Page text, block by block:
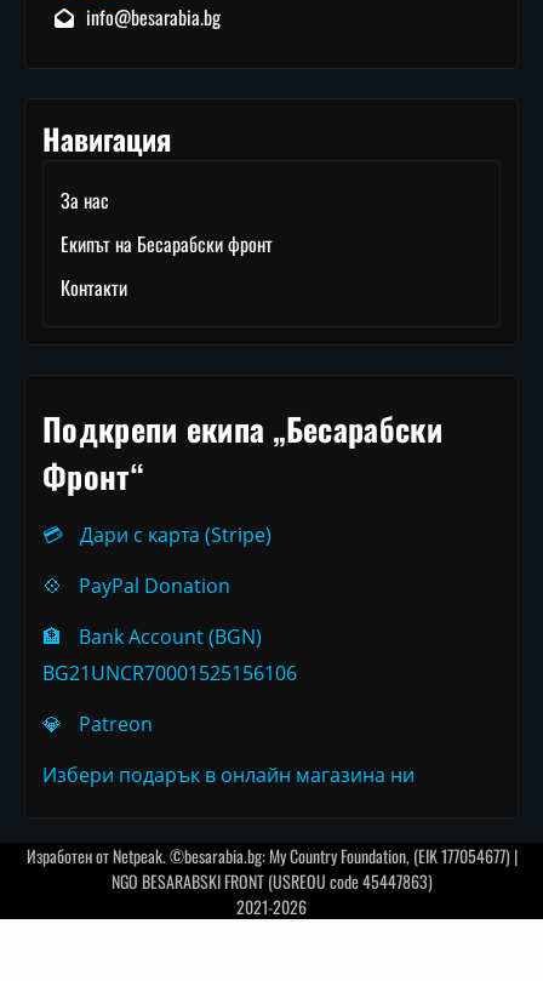
info@besarabia.bg
Навигация
За нас
Екипът на Бесарабски фронт
Контакти
Подкрепи екипа „Бесарабски
Фронт“
💳
Дари с карта (Stripe)
💠
PayPal Donation
🏦
Bank Account (BGN)
BG21UNCR70001525156106
💎
Patreon
Избери подарък в онлайн магазина ни
Изработен отNetpeak. ©besarabia.bg: My Country Foundation, (EIK 177054677) |
NGO BESARABSKI FRONT (USREOU code 45447863)
2021-2026